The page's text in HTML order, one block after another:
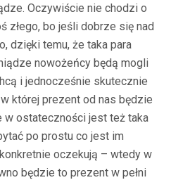
Oczywiście nie chodzi o
złego, bo jeśli dobrze się nad
dzięki temu, że taka para
nowożeńcy będą mogli
i jednocześnie skutecznie
której prezent od nas będzie
w ostateczności jest też taka
po prostu co jest im
oczekują – wtedy w
będzie to prezent w pełni